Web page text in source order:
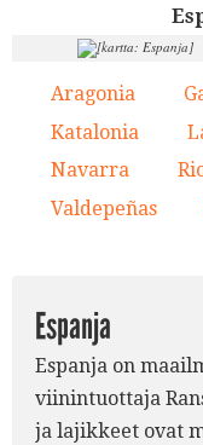
2.
Aragonia
Katalonia
Navarra
Valdepeñas
Espanja
Espanja on
viinintuottaja
ja lajikkeet ovat